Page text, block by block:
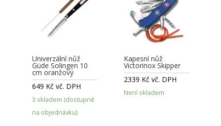
Univerzální nůž
Güde Solingen 10
cm oranžový
649 Kč vč. DPH
3 skladem (dostupné
na objednávku)
Kapesní nůž
Victorinox Skipper
2339 Kč vč. DPH
Není skladem